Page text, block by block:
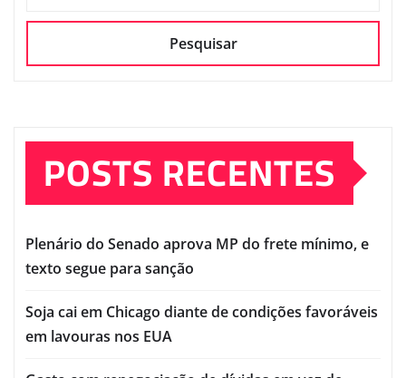
Pesquisar
POSTS RECENTES
Plenário do Senado aprova MP do frete mínimo, e
texto segue para sanção
Soja cai em Chicago diante de condições favoráveis
em lavouras nos EUA